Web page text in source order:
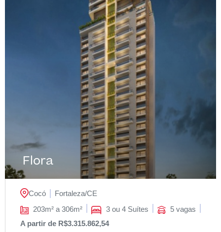
Flora
Cocó Fortaleza/CE
203m² a 306m²
3 ou 4 Suítes
5 vagas
A partir de R$3.315.862,54